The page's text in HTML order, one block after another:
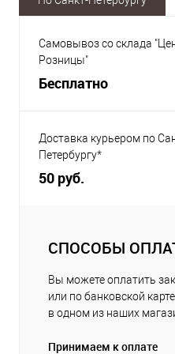
Самовывоз со склада
Розницы"
Бесплатно
Доставка курьером по
Петербургу*
50 руб.
СПОСОБЫ
Вы можете оплатить
или по банковской
в одном из наших
Принимаем к оплате